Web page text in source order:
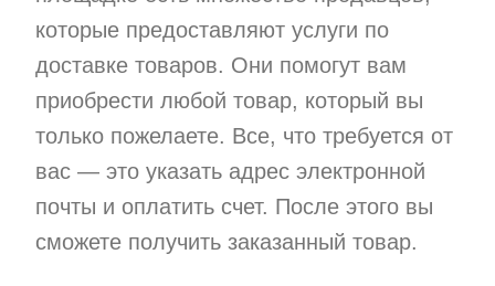
которые предоставляют услуги по
доставке товаров. Они помогут вам
приобрести любой товар, который вы
только пожелаете. Все, что требуется от
вас — это указать адрес электронной
почты и оплатить счет. После этого вы
сможете получить заказанный товар.